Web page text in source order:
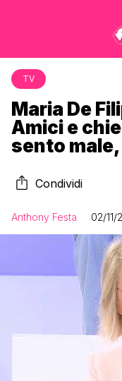
TV
Maria De
Amici e
sento
Condividi
Anthony Festa 02/11/